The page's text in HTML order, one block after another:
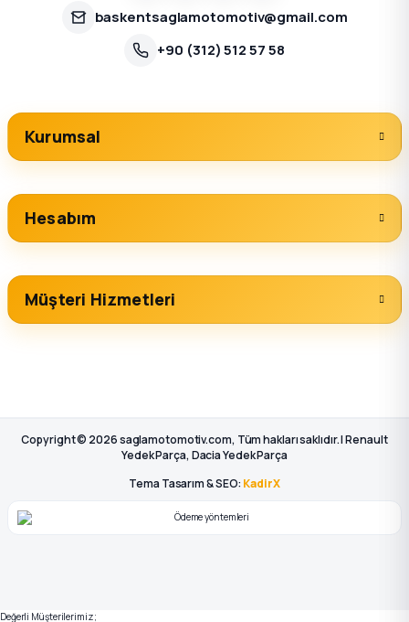
baskentsaglamotomotiv@gmail.com
+90 (312) 512 57 58
Kurumsal
Hesabım
Müşteri Hizmetleri
Copyright © 2026 saglamotomotiv.com, Tüm hakları saklıdır. | Renault
Yedek Parça, Dacia Yedek Parça
Tema Tasarım & SEO: KadirX
Değerli Müşterilerimiz;